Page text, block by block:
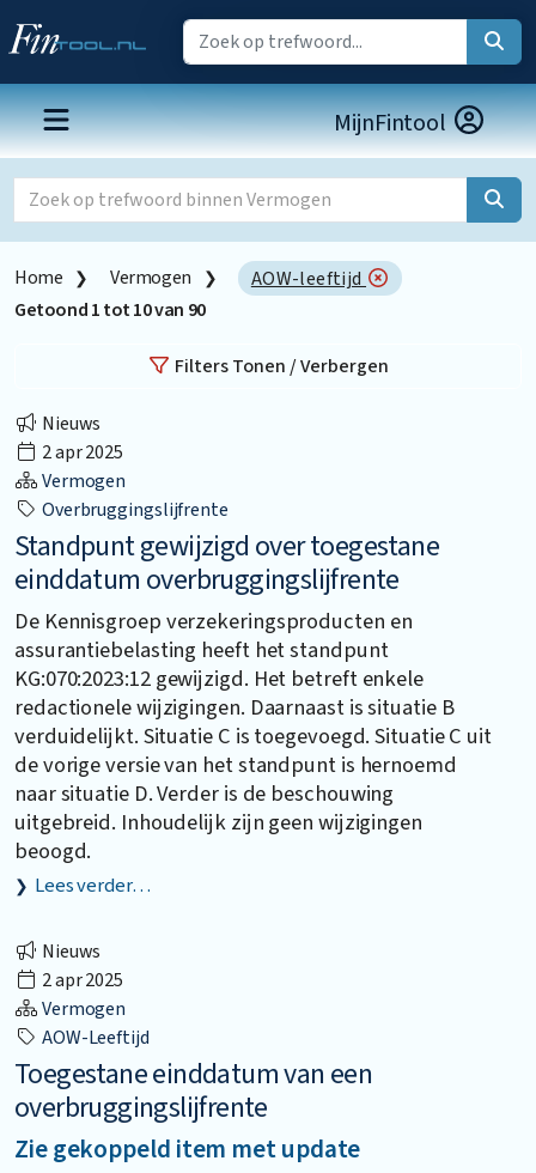
MijnFintool
Home Vermogen
AOW-leeftijd
Getoond1tot10van 90
Filters Tonen / Verbergen
Nieuws
2 apr 2025
Vermogen
Overbruggingslijfrente
Standpunt gewijzigd over toegestane
einddatum overbruggingslijfrente
De Kennisgroep verzekeringsproducten en
assurantiebelasting heeft het standpunt
KG:070:2023:12 gewijzigd. Het betreft enkele
redactionele wijzigingen. Daarnaast is situatie B
verduidelijkt. Situatie C is toegevoegd. Situatie C uit
de vorige versie van het standpunt is hernoemd
naar situatie D. Verder is de beschouwing
uitgebreid. Inhoudelijk zijn geen wijzigingen
beoogd.
Lees verder…
Nieuws
2 apr 2025
Vermogen
AOW-Leeftijd
Toegestane einddatum van een
overbruggingslijfrente
Zie gekoppeld item met update